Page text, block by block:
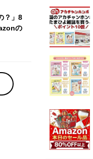
？」8
の